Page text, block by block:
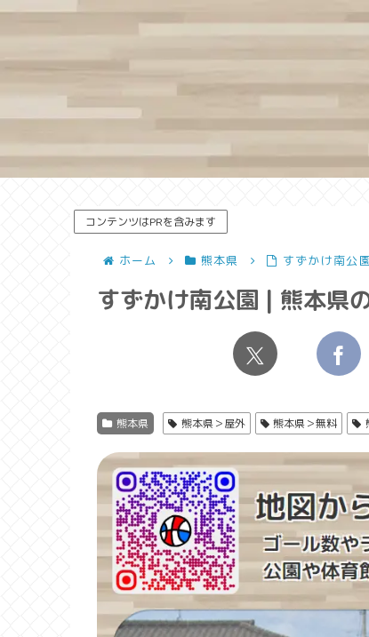
コンテンツはPRを含みます
ホーム 熊本県 すずかけ南公
すずかけ南公園 | 熊本県
熊本県 熊本県＞屋外 熊本県＞無料